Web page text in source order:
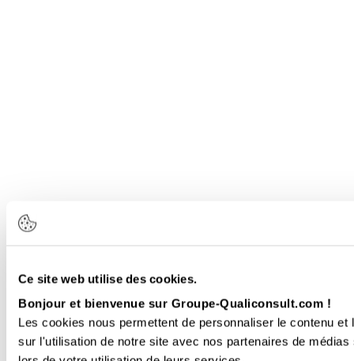
Ce site web utilise des cookies.
Bonjour et bienvenue sur Groupe-Qualiconsult.com !
Les cookies nous permettent de personnaliser le contenu
sur l'utilisation de notre site avec nos partenaires de